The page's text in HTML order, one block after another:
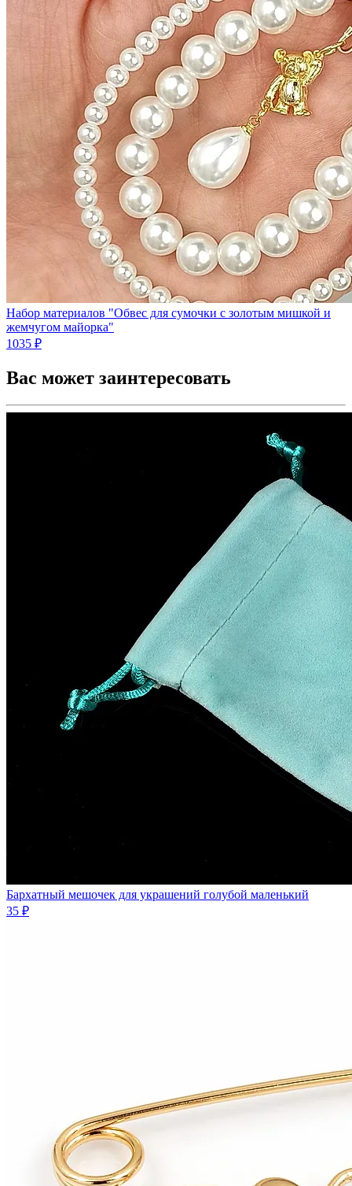
Набор материалов "Обвес для сумочки с золотым мишкой и
жемчугом майорка"
1035 ₽
Вас может заинтересовать
Бархатный мешочек для украшений голубой маленький
35 ₽